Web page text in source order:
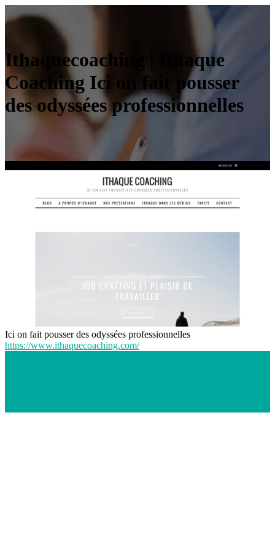
It­haquecoa­ching | Ithaque
Coaching Ici on fait pousser
des odyssées profes­sionnel­les
Ici on fait pousser des odyssées professionnelles
https://www.ithaquecoaching.com/